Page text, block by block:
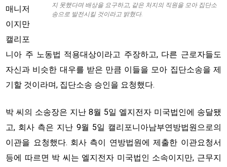
지 못했다며 배상을 요구하고, 같은 처지의 직원을 모아 집단소
송으로 발전시킬 것이라고 밝혔다.
매니저
이지만
캘리포
니아 주 노동법 적용대상이라고 주장하고, 다른 근로자들도
자신과 비슷한 대우를 받은 만큼 이들을 모아 집단소송을 제
기할 것이라며, 집단소송 승인을 요청했다.
박 씨의 소송장은 지난 8월 5일 엘지전자 미국법인에 송달됐
고, 회사 측은 지난 9월 5일 캘리포니아남부연방법원으로의
이관을 요청했다. 회사 측이 연방법원에 제출한 이관요청서
등에 따르면 박 씨는 엘지전자 미국법인 소속이지만, 근무지